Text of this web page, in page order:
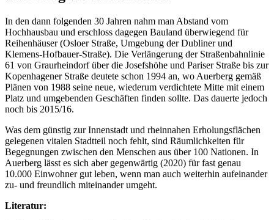
In den dann folgenden 30 Jahren nahm man Abstand vom
Hochhausbau und erschloss dagegen Bauland überwiegend für
Reihenhäuser (Osloer Straße, Umgebung der Dubliner und
Klemens-Hofbauer-Straße). Die Verlängerung der Straßenbahnlinie
61 von Graurheindorf über die Josefshöhe und Pariser Straße bis zur
Kopenhagener Straße deutete schon 1994 an, wo Auerberg gemäß
Plänen von 1988 seine neue, wiederum verdichtete Mitte mit einem
Platz und umgebenden Geschäften finden sollte. Das dauerte jedoch
noch bis 2015/16.
Was dem günstig zur Innenstadt und rheinnahen Erholungsflächen
gelegenen vitalen Stadtteil noch fehlt, sind Räumlichkeiten für
Begegnungen zwischen den Menschen aus über 100 Nationen. In
Auerberg lässt es sich aber gegenwärtig (2020) für fast genau
10.000 Einwohner gut leben, wenn man auch weiterhin aufeinander
zu- und freundlich miteinander umgeht.
Literatur: